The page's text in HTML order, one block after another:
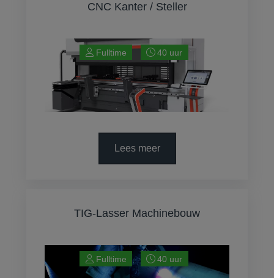
CNC Kanter / Steller
Fulltime 40 uur
Lees meer
TIG-Lasser Machinebouw
Fulltime 40 uur